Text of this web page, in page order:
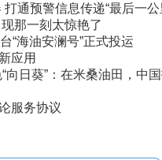
通预警信息传递“最后一公
那一刻太惊艳了
“海油安澜号”正式投运
应用
向日葵”：在米桑油田，中
服务协议